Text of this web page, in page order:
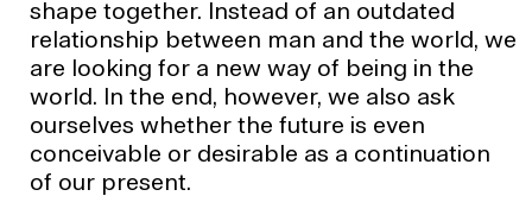
shape together. Instead of an outdated
relationship between man and the world, we
are looking for a new way of being in the
world. In the end, however, we also ask
ourselves whether the future is even
conceivable or desirable as a continuation
of our present.